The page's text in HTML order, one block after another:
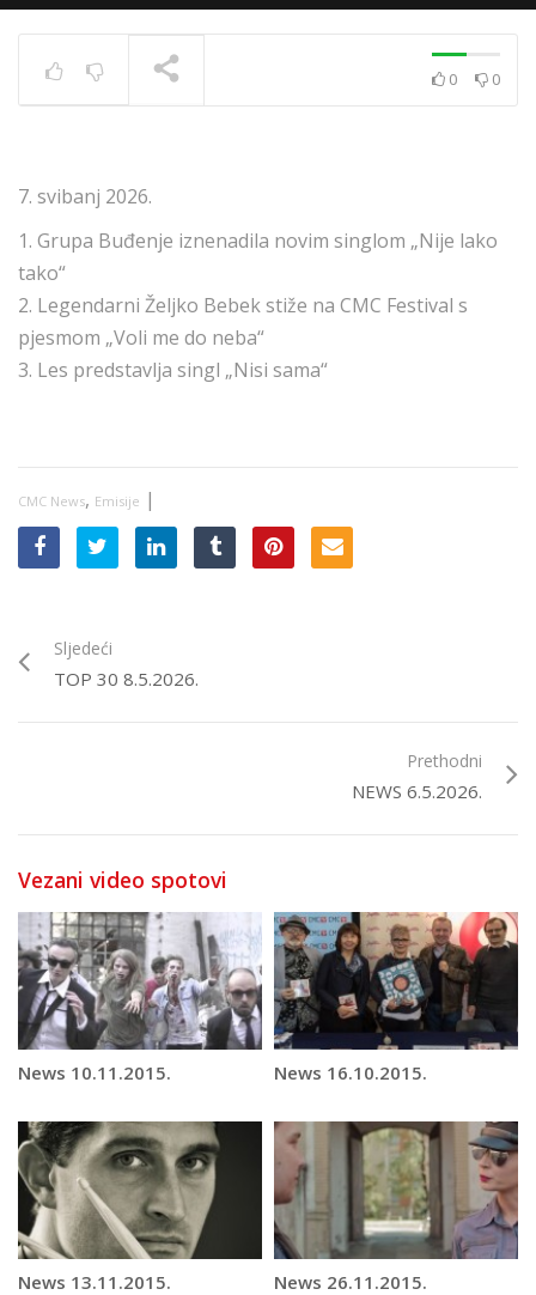
0 0
7. svibanj 2026.
1. Grupa Buđenje iznenadila novim singlom „Nije lako
tako“
2. Legendarni Željko Bebek stiže na CMC Festival s
pjesmom „Voli me do neba“
3. Les predstavlja singl „Nisi sama“
CMC News, Emisije |
Sljedeći
TOP 30 8.5.2026.
Prethodni
NEWS 6.5.2026.
Vezani video spotovi
News 10.11.2015. News 16.10.2015.
News 13.11.2015. News 26.11.2015.